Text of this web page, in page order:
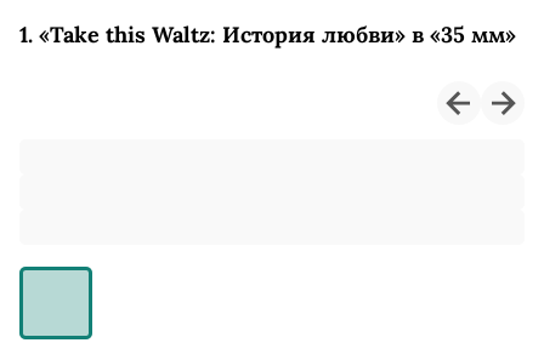
1. «Take this Waltz: История любви» в «35 мм»